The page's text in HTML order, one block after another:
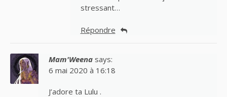
stressant…
Répondre
Mam'Weena says:
6 mai 2020 à 16:18
J’adore ta Lulu .